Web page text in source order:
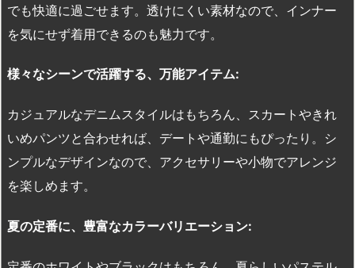
でも快適に過ごせます。透けにくい素材なので、インナー
を気にせず着用できるのも魅力です。
様々なシーンで活躍する、万能アイテム:
カジュアルなデニムスタイルはもちろん、スカートやきれ
いめパンツと合わせれば、デートや通勤にもぴったり。シ
ンプルなデザインなので、アクセサリーや小物でアレンジ
を楽しめます。
夏の定番に、豊富なカラーバリエーション: